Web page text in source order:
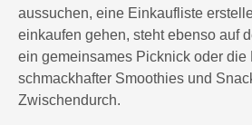
aussuchen, eine Einkaufliste
einkaufen gehen, steht ebenso auf
ein gemeinsames Picknick oder die
schmackhafter Smoothies und
Zwischendurch.